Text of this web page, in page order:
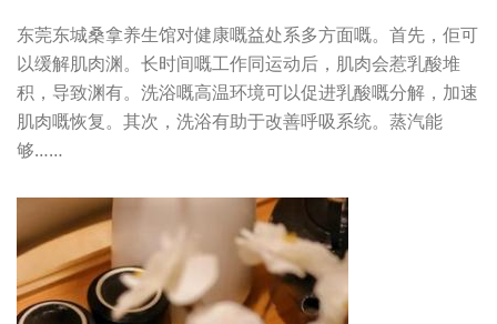
东莞东城桑拿养生馆对健康嘅益处系多方面嘅。首先，佢可
以缓解肌肉渊。长时间嘅工作同运动后，肌肉会惹乳酸堆
积，导致渊有。洗浴嘅高温环境可以促进乳酸嘅分解，加速
肌肉嘅恢复。其次，洗浴有助于改善呼吸系统。蒸汽能
够……